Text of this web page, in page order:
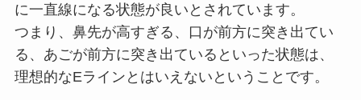
に一直線になる状態が良いとされています。
つまり、鼻先が高すぎる、口が前方に突き出てい
る、あごが前方に突き出ているといった状態は、
理想的なEラインとはいえないということです。